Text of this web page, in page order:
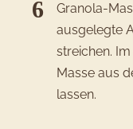
Granola-
ausgelegte
streichen. Im
Masse aus
lassen.